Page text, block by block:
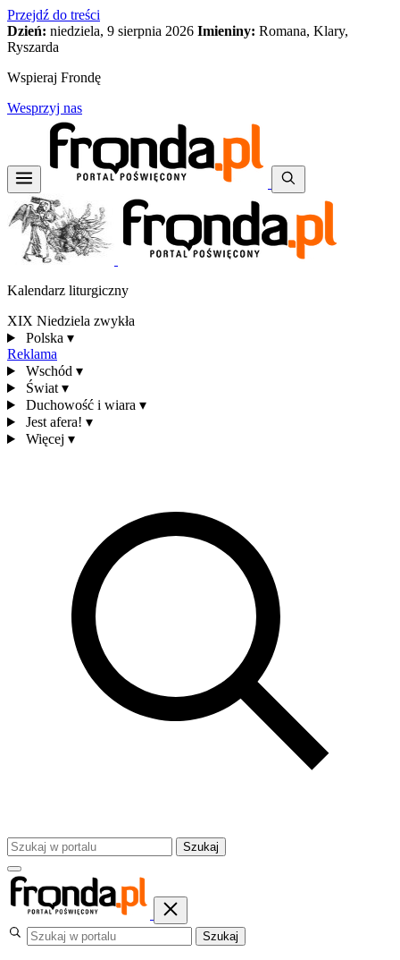
Przejdź do treści
Dzień: niedziela, 9 sierpnia 2026 Imieniny: Romana, Klary,
Ryszarda
Wspieraj Frondę
Wesprzyj nas
Kalendarz liturgiczny
XIX Niedziela zwykła
Polska ▾
Reklama
Wschód ▾
Świat ▾
Duchowość i wiara ▾
Jest afera! ▾
Więcej ▾
Szukaj
Szukaj